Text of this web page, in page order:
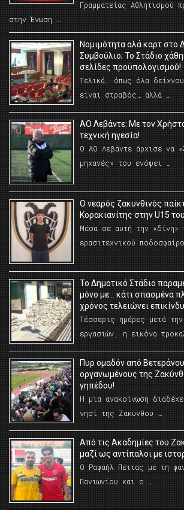
Γραμματείας Αθλητισμού
στην Ένωση …
Νομιμότητα αλά καρτ στο
Συμβούλιο; Το Στάδιο
σελίδες προϋπολογισμού!
Τελικά, όπως όλα
είναι στραβός… αλλά …
ΑΟ Λεβάντε: Με τον
τεχνική ηγεσία!
Ο ΑΟ Λεβάντε άρχισε να
μηχανές» του ενόψει …
O νεαρός ζακυνθινός
Κορακιανίτης στην U15
Μέσα σε αυτή την «δίνη»
ερασιτεχνικού
Το Δημοτικό Στάδιο
μόνο με… κάτι σπασμένα
χρόνος τελειώνει
Τέσσερις ημέρες μετά
εργασιών, η εικόνα
Πυρ ομαδόν από
οργανωμένους της
γηπέδου!
Η μια ανακοίνωση
νησί της Ζακύνθου …
Από τις Ακαδημίες του
μαζί ως αντίπαλοι με
Ο Ραφαήλ Πέττας με τη
Πανιωνίου και ο …